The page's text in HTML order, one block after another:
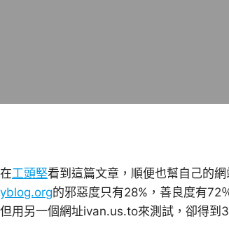
在工頭堅看到這篇文章，順便也幫自己的網
yblog.org的邪惡度只有28%，善良度有72
但用另一個網址ivan.us.to來測試，卻得到